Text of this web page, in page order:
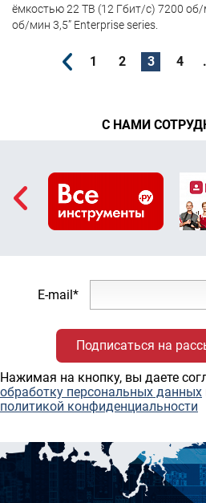
ёмкостью 22 ТВ (12 Гбит/с) 7200 об/
об/мин 3,5” Enterprise series.
1 2 3 4
С НАМИ
E-mail*
Нажимая на кнопку, вы даете
обработку персональных данных
политикой конфиденциальности